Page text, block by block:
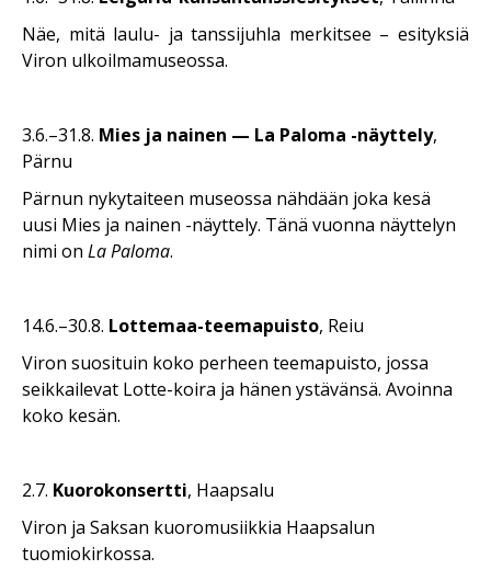
Näe, mitä laulu- ja tanssijuhla merkitsee – esityksiä
Viron ulkoilmamuseossa.
3.6.–31.8. Mies ja nainen — La Paloma -näyttely,
Pärnu
Pärnun nykytaiteen museossa nähdään joka kesä
uusi Mies ja nainen -näyttely. Tänä vuonna näyttelyn
nimi on La Paloma.
14.6.–30.8. Lottemaa-teemapuisto, Reiu
Viron suosituin koko perheen teemapuisto, jossa
seikkailevat Lotte-koira ja hänen ystävänsä. Avoinna
koko kesän.
2.7. Kuorokonsertti, Haapsalu
Viron ja Saksan kuoromusiikkia Haapsalun
tuomiokirkossa.